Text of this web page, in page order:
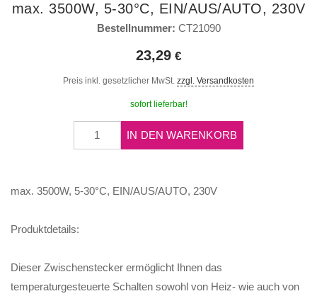
max. 3500W, 5-30°C, EIN/AUS/AUTO, 230V
Bestellnummer: CT21090
23,29
Preis inkl. gesetzlicher MwSt. zzgl. Versandkosten
sofort lieferbar!
IN DEN WARENKORB
max. 3500W, 5-30°C, EIN/AUS/AUTO, 230V
Produktdetails:
Dieser Zwischenstecker ermöglicht Ihnen das
temperaturgesteuerte Schalten sowohl von Heiz- wie auch von